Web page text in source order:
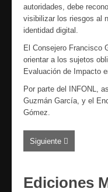
autoridades, debe
visibilizar los riesgos al
identidad digital.
El Consejero Francisco
orientar a los sujetos
Evaluación de Impacto
Por parte del INFONL,
Guzmán García, y el
Gómez.
Siguiente
Ediciones